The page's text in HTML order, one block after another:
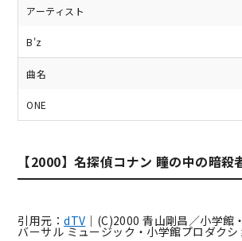
アーティスト
B'z
曲名
ONE
【2000】名探偵コナン 瞳の中の暗殺
引用元：dTV ｜(C)2000 青山剛昌／小学館
バーサル ミュージック・小学館プロダク